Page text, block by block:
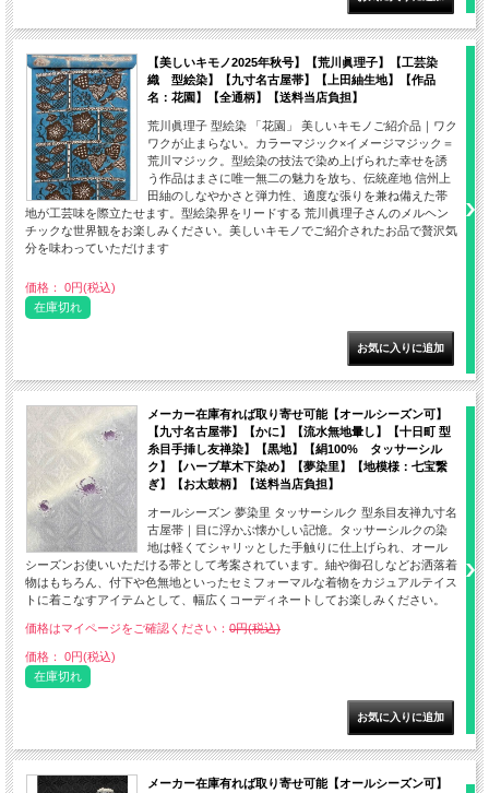
【美しいキモノ2025年秋号】【荒川眞理子】【工芸染
織 型絵染】【九寸名古屋帯】【上田紬生地】【作品
名：花園】【全通柄】【送料当店負担】
荒川眞理子 型絵染 「花園」 美しいキモノご紹介品｜ワク
ワクが止まらない。カラーマジック×イメージマジック＝
荒川マジック。型絵染の技法で染め上げられた幸せを誘
う作品はまさに唯一無二の魅力を放ち、伝統産地 信州上
田紬のしなやかさと弾力性、適度な張りを兼ね備えた帯
地が工芸味を際立たせます。型絵染界をリードする 荒川眞理子さんのメルヘン
チックな世界観をお楽しみください。美しいキモノでご紹介されたお品で贅沢気
分を味わっていただけます
価格： 0円(税込)
在庫切れ
メーカー在庫有れば取り寄せ可能【オールシーズン可】
【九寸名古屋帯】【かに】【流水無地暈し】【十日町 型
糸目手挿し友禅染】【黒地】【絹100% タッサーシル
ク】【ハーブ草木下染め】【夢染里】【地模様：七宝繋
ぎ】【お太鼓柄】【送料当店負担】
オールシーズン 夢染里 タッサーシルク 型糸目友禅九寸名
古屋帯｜目に浮かぶ懐かしい記憶。タッサーシルクの染
地は軽くてシャリッとした手触りに仕上げられ、オール
シーズンお使いいただける帯として考案されています。紬や御召しなどお洒落着
物はもちろん、付下や色無地といったセミフォーマルな着物をカジュアルテイス
トに着こなすアイテムとして、幅広くコーディネートしてお楽しみください。
価格はマイページをご確認ください： 0円(税込)
価格： 0円(税込)
在庫切れ
メーカー在庫有れば取り寄せ可能【オールシーズン可】